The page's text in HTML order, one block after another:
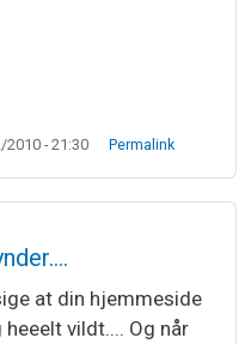
- 21:30 Permalink
at din hjemmeside
vildt.... Og når